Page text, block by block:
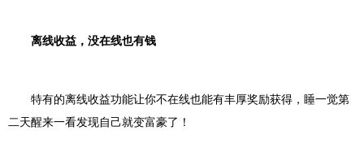
离线收益，没在线也有钱
特有的离线收益功能让你不在线也能有丰厚奖励获得，睡一觉第
二天醒来一看发现自己就变富豪了！